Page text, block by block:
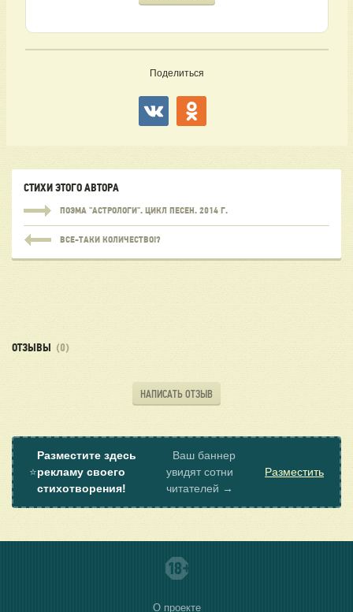
Поделиться
СТИХИ ЭТОГО АВТОРА
ПОЭМА "АСТРОЛОГИ". ЦИКЛ ПЕСЕН. 2014 Г.
ВСЕ-ТАКИ КОЛИЧЕСТВО!?
ОТЗЫВЫ (0)
НАПИСАТЬ ОТЗЫВ
⭐
Разместите здесь
рекламу своего
стихотворения!
Ваш баннер
увидят сотни
читателей →
Разместить
О проекте